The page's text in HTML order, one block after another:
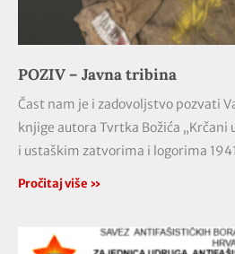
POZIV – Javna tribina
Čast nam je i zadovoljstvo pozvati
knjige autora Tvrtka Božića
i ustaškim zatvorima i logorima
Pročitaj više »